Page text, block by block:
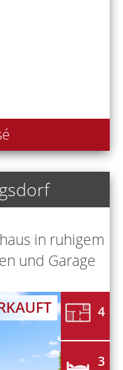
in ruhigem
und Garage
4
3